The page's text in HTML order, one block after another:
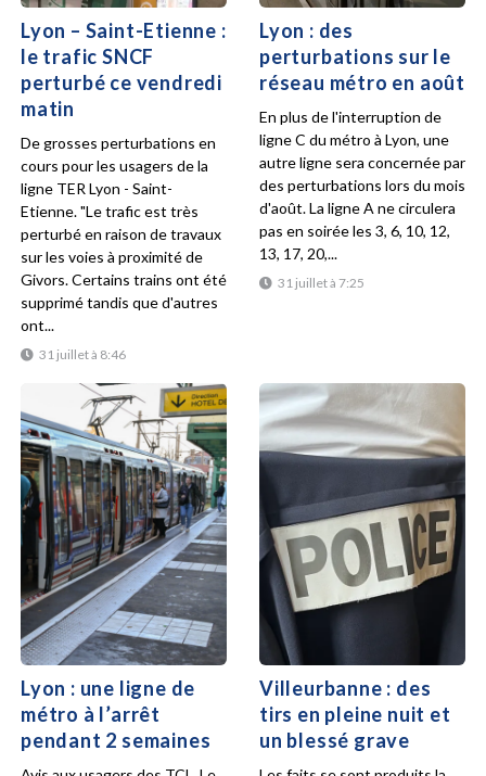
Lyon – Saint-Etienne :
le trafic SNCF
perturbé ce vendredi
matin
31 juillet à 8:46
De grosses perturbations en
cours pour les usagers de la
ligne TER Lyon - Saint-
Etienne. "Le trafic est très
perturbé en raison de travaux
sur les voies à proximité de
Givors. Certains trains ont été
supprimé tandis que d'autres
ont...
Lyon : des
perturbations sur le
réseau métro en août
31 juillet à 7:25
En plus de l'interruption de
ligne C du métro à Lyon, une
autre ligne sera concernée par
des perturbations lors du mois
d'août. La ligne A ne circulera
pas en soirée les 3, 6, 10, 12,
13, 17, 20,...
Lyon : une ligne de
métro à l’arrêt
pendant 2 semaines
Villeurbanne : des
tirs en pleine nuit et
un blessé grave